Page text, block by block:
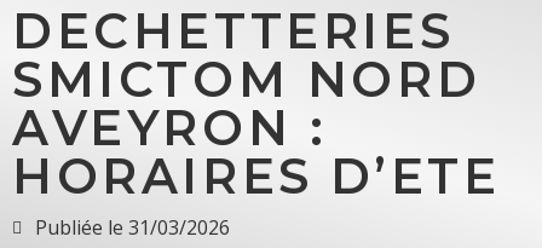
DECHETTERIES
SMICTOM NORD
AVEYRON :
HORAIRES D’ETE
Publiée le 31/03/2026